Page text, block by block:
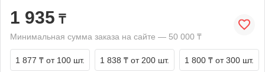
1 935 ₸
Минимальная сумма заказа на сайте — 50 000 ₸
1 877 ₸ от 100 шт. 1 838 ₸ от 200 шт. 1 800 ₸ от 300 шт.